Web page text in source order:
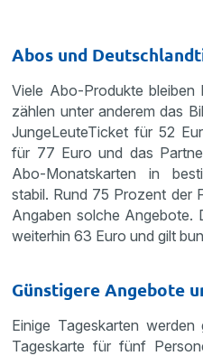
Abos und
Viele Abo-Produkte
zählen unter anderem das
JungeLeuteTicket für 52
für 77 Euro und das
Abo-Monatskarten in
stabil. Rund 75 Prozent der
Angaben solche Angebote.
weiterhin 63 Euro und gilt
Günstigere Angebote
Einige Tageskarten werden
Tageskarte für fünf